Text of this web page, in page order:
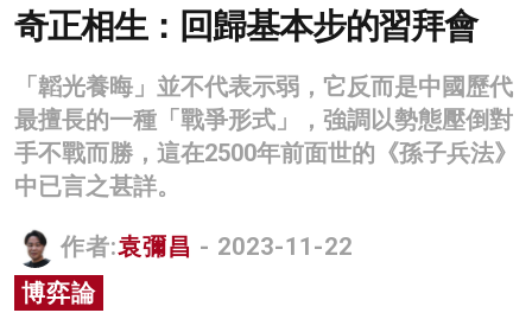
生活
商業
科技
名家榜
灼見活動
奇正相生：回歸基本步的習拜會
「韜光養晦」並不代表示弱，它反而是中國歷代
最擅長的一種「戰爭形式」，強調以勢態壓倒對
手不戰而勝，這在2500年前面世的《孫子兵法》
中已言之甚詳。
作者:袁彌昌 - 2023-11-22
博弈論